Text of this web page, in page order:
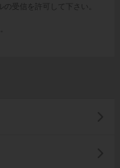
受信を許可して下さい。